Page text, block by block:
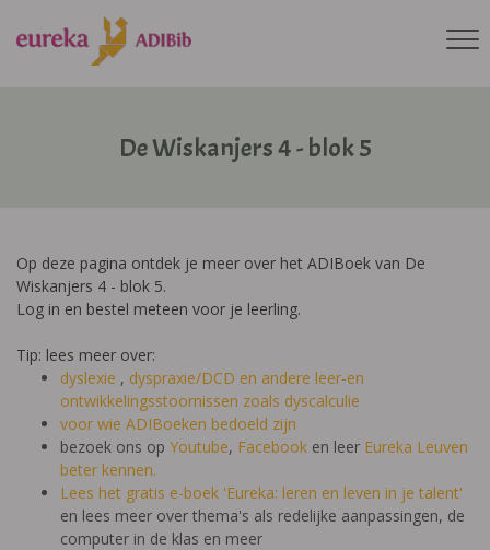
De Wiskanjers 4 - blok 5
Op deze pagina ontdek je meer over het ADIBoek van De
Wiskanjers 4 - blok 5.
Log in en bestel meteen voor je leerling.
Tip: lees meer over:
dyslexie , dyspraxie/DCD en andere leer-en
ontwikkelingsstoornissen zoals dyscalculie
voor wie ADIBoeken bedoeld zijn
bezoek ons op Youtube, Facebook en leer Eureka Leuven
beter kennen.
Lees het gratis e-boek 'Eureka: leren en leven in je talent'
en lees meer over thema's als redelijke aanpassingen, de
computer in de klas en meer